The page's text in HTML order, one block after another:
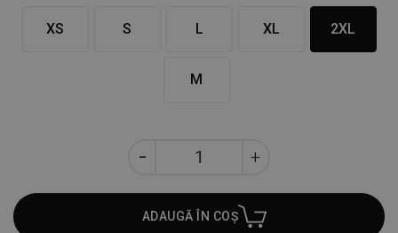
XS S L XL 2XL
M
ADAUGĂ ÎN COȘ